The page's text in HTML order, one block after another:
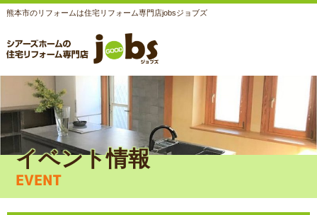
熊本市のリフォームは住宅リフォーム専門店jobsジョブズ
イベント情報
EVENT